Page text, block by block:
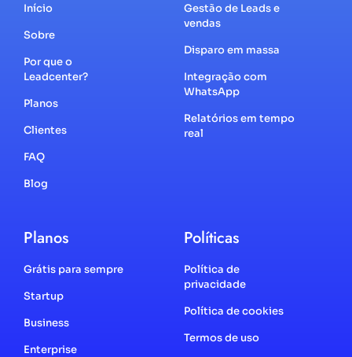
Início
Sobre
Por que o
Leadcenter?
Planos
Clientes
FAQ
Blog
Gestão de Leads e
vendas
Disparo em massa
Integração com
WhatsApp
Relatórios em tempo
real
Planos
Grátis para sempre
Startup
Business
Enterprise
Políticas
Política de
privacidade
Política de cookies
Termos de uso